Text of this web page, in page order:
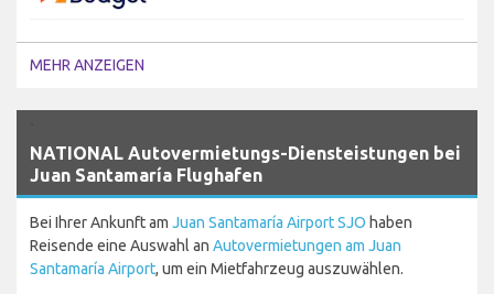
MEHR ANZEIGEN
NATIONAL Autovermietungs-Diensteistungen bei
Juan Santamaría Flughafen
Bei Ihrer Ankunft am Juan Santamaría Airport SJO haben
Reisende eine Auswahl an Autovermietungen am Juan
Santamaría Airport, um ein Mietfahrzeug auszuwählen.